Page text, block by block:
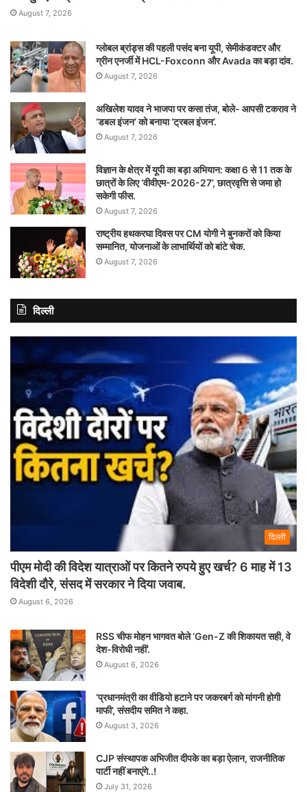
August 7, 2026
ग्लोबल ब्रांड्स की पहली पसंद बना यूपी, सेमीकंडक्टर और
ग्रीन एनर्जी में HCL-Foxconn और Avada का बड़ा दांव.
August 7, 2026
अखिलेश यादव ने भाजपा पर कसा तंज, बोले- आपसी टकराव ने
‘डबल इंजन’ को बनाया ‘ट्रबल इंजन’.
August 7, 2026
विज्ञान के क्षेत्र में यूपी का बड़ा अभियान: कक्षा 6 से 11 तक के
छात्रों के लिए ‘वीवीएम-2026-27’, छात्रवृत्ति से जमा हो
सकेगी फीस.
August 7, 2026
राष्ट्रीय हथकरघा दिवस पर CM योगी ने बुनकरों को किया
सम्मानित, योजनाओं के लाभार्थियों को बांटे चेक.
August 7, 2026
दिल्ली
दिल्ली
पीएम मोदी की विदेश यात्राओं पर कितने रुपये हुए खर्च? 6 माह में 13
विदेशी दौरे, संसद में सरकार ने दिया जवाब.
August 6, 2026
RSS चीफ मोहन भागवत बोले ‘Gen-Z की शिकायत सही, वे
देश-विरोधी नहीं’.
August 6, 2026
‘प्रधानमंत्री का वीडियो हटाने पर जकरबर्ग को मांगनी होगी
माफी’, संसदीय समित ने कहा.
August 3, 2026
CJP संस्थापक अभिजीत दीपके का बड़ा ऐलान, राजनीतिक
पार्टी नहीं बनाएंगे..!
July 31, 2026